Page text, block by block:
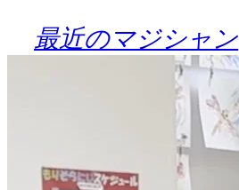
最近のマジシャン